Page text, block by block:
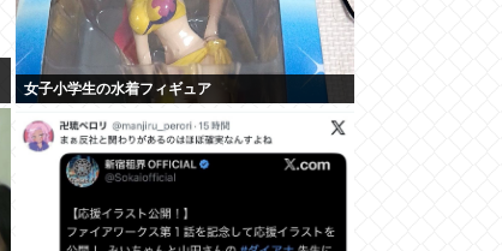
女子小学生の水着フィギュア